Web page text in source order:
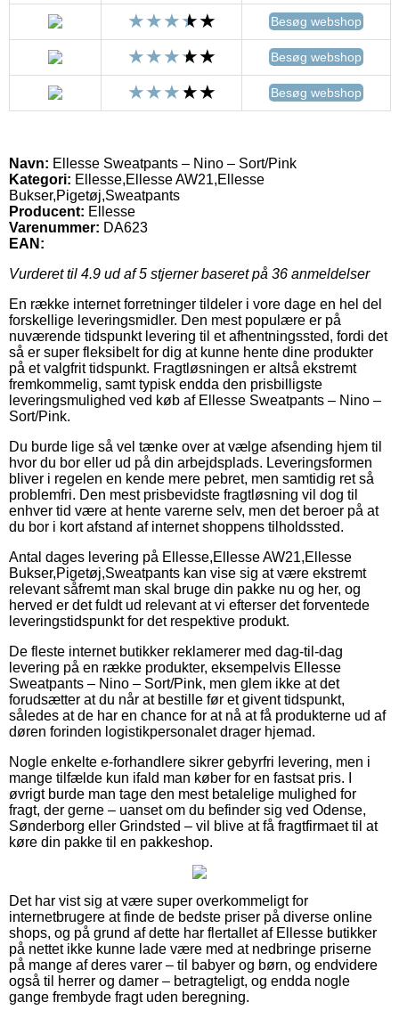
Besøg webshop
Besøg webshop
Besøg webshop
Navn: Ellesse Sweatpants – Nino – Sort/Pink
Kategori: Ellesse,Ellesse AW21,Ellesse
Bukser,Pigetøj,Sweatpants
Producent: Ellesse
Varenummer: DA623
EAN:
Vurderet til 4.9 ud af 5 stjerner baseret på 36 anmeldelser
En række internet forretninger tildeler i vore dage en hel del
forskellige leveringsmidler. Den mest populære er på
nuværende tidspunkt levering til et afhentningssted, fordi det
så er super fleksibelt for dig at kunne hente dine produkter
på et valgfrit tidspunkt. Fragtløsningen er altså ekstremt
fremkommelig, samt typisk endda den prisbilligste
leveringsmulighed ved køb af Ellesse Sweatpants – Nino –
Sort/Pink.
Du burde lige så vel tænke over at vælge afsending hjem til
hvor du bor eller ud på din arbejdsplads. Leveringsformen
bliver i regelen en kende mere pebret, men samtidig ret så
problemfri. Den mest prisbevidste fragtløsning vil dog til
enhver tid være at hente varerne selv, men det beroer på at
du bor i kort afstand af internet shoppens tilholdssted.
Antal dages levering på Ellesse,Ellesse AW21,Ellesse
Bukser,Pigetøj,Sweatpants kan vise sig at være ekstremt
relevant såfremt man skal bruge din pakke nu og her, og
herved er det fuldt ud relevant at vi efterser det forventede
leveringstidspunkt for det respektive produkt.
De fleste internet butikker reklamerer med dag-til-dag
levering på en række produkter, eksempelvis Ellesse
Sweatpants – Nino – Sort/Pink, men glem ikke at det
forudsætter at du når at bestille før et givent tidspunkt,
således at de har en chance for at nå at få produkterne ud af
døren forinden logistikpersonalet drager hjemad.
Nogle enkelte e-forhandlere sikrer gebyrfri levering, men i
mange tilfælde kun ifald man køber for en fastsat pris. I
øvrigt burde man tage den mest betalelige mulighed for
fragt, der gerne – uanset om du befinder sig ved Odense,
Sønderborg eller Grindsted – vil blive at få fragtfirmaet til at
køre din pakke til en pakkeshop.
Det har vist sig at være super overkommeligt for
internetbrugere at finde de bedste priser på diverse online
shops, og på grund af dette har flertallet af Ellesse butikker
på nettet ikke kunne lade være med at nedbringe priserne
på mange af deres varer – til babyer og børn, og endvidere
også til herrer og damer – betragteligt, og endda nogle
gange frembyde fragt uden beregning.